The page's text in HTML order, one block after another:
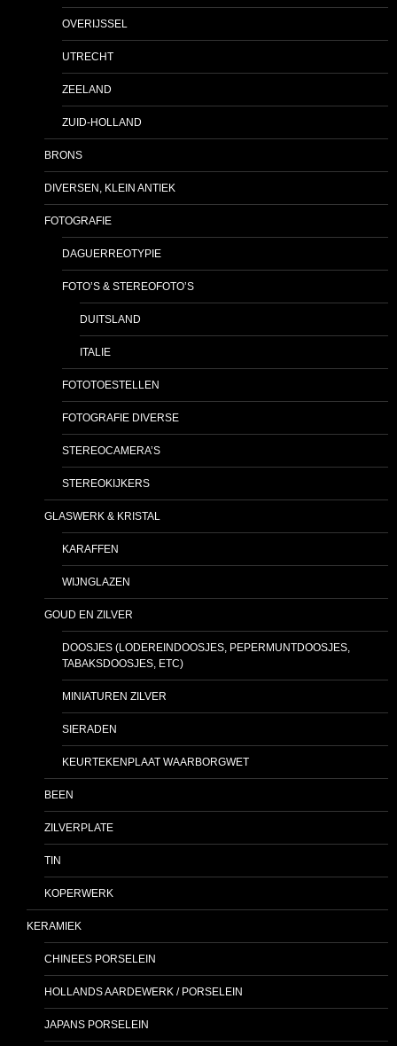
OVERIJSSEL
UTRECHT
ZEELAND
ZUID-HOLLAND
BRONS
DIVERSEN, KLEIN ANTIEK
FOTOGRAFIE
DAGUERREOTYPIE
FOTO’S & STEREOFOTO’S
DUITSLAND
ITALIE
FOTOTOESTELLEN
FOTOGRAFIE DIVERSE
STEREOCAMERA’S
STEREOKIJKERS
GLASWERK & KRISTAL
KARAFFEN
WIJNGLAZEN
GOUD EN ZILVER
DOOSJES (LODEREINDOOSJES, PEPERMUNTDOOSJES,
TABAKSDOOSJES, ETC)
MINIATUREN ZILVER
SIERADEN
KEURTEKENPLAAT WAARBORGWET
BEEN
ZILVERPLATE
TIN
KOPERWERK
KERAMIEK
CHINEES PORSELEIN
HOLLANDS AARDEWERK / PORSELEIN
JAPANS PORSELEIN